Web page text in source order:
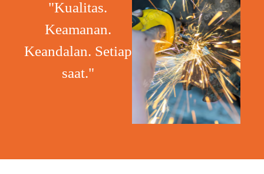
"Kualitas.
Keamanan.
Keandalan. Setiap
saat."